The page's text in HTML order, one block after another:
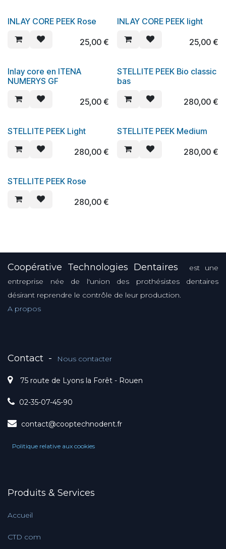
INLAY CORE PEEK Rose
25,00€
INLAY CORE PEEK light
25,00€
Inlay core en ITENA
NUMERYS GF
25,00€
STELLITE PEEK Bio classic
bas
280,00€
STELLITE PEEK Light
280,00€
STELLITE PEEK Medium
280,00€
STELLITE PEEK Rose
280,00€
Coopérative Technologies Dentaires
est une
entreprise née de l'union des prothésistes dentaires
désirant reprendre le contrôle de leur production.
A propos
Contact - Nous contacter
75 route de Lyons la Forêt - Rouen
02-35-07-45-90
contact@cooptechnodent.fr
Politique relative aux cookies
Produits & Services
Accueil
CTD com